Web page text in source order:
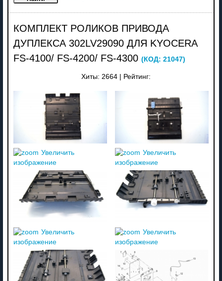
КОМПЛЕКТ РОЛИКОВ ПРИВОДА
ДУПЛЕКСА 302LV29090 ДЛЯ KYOCERA
FS-4100/ FS-4200/ FS-4300 (КОД: 21047)
Хиты: 2664 Рейтинг:
Увеличить
изображение
Увеличить
изображение
Увеличить
изображение
Увеличить
изображение